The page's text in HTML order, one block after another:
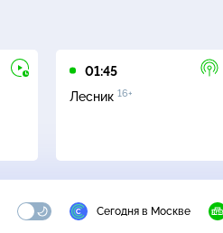
01:45
Лесник 16+
Сегодня в Москве